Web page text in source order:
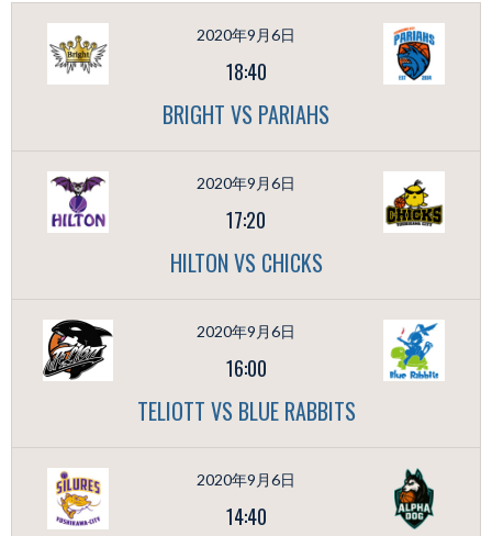
2020年9月6日
18:40
BRIGHT VS PARIAHS
2020年9月6日
17:20
HILTON VS CHICKS
2020年9月6日
16:00
TELIOTT VS BLUE RABBITS
2020年9月6日
14:40